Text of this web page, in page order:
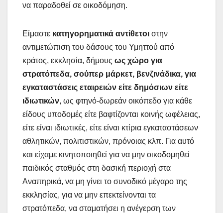
να παραδοθεί σε οικοδόμηση.
Είμαστε κατηγορηματικά αντίθετοι στην
αντιμετώπιση του δάσους του Υμηττού από
κράτος, εκκλησία, δήμους ως χώρο για
στρατόπεδα, σούπερ μάρκετ, βενζινάδικα, για
εγκαταστάσεις εταιρειών είτε δημόσιων είτε
ιδιωτικών, ως φτηνό-δωρεάν οικόπεδο για κάθε
είδους υποδομές είτε βαφτίζονται κοινής ωφέλειας,
είτε είναι ιδιωτικές, είτε είναι κτίρια εγκαταστάσεων
αθλητικών, πολιτιστικών, πρόνοιας κλπ. Για αυτό
και είχαμε κινητοποιηθεί για να μην οικοδομηθεί
παιδικός σταθμός στη δασική περιοχή στα
Αναπηρικά, να μη γίνει το συνοδικό μέγαρο της
εκκλησίας, για να μην επεκτείνονται τα
στρατόπεδα, να σταματήσει η ανέγερση των